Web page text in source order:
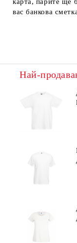
вас банкова
Най-